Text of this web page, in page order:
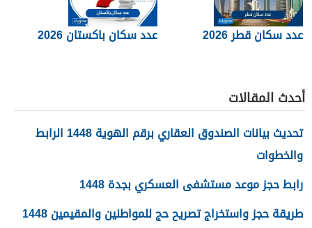
عدد سكان قطر 2026 عدد سكان باكستان 2026
أحدث المقالات
تحديث بيانات الصندوق العقاري برقم الهوية 1448 الرابط
والخطوات
رابط حجز موعد مستشفى العسكري بجدة 1448
طريقة حجز واستخراج تصريح حج للمواطنين والمقيمين 1448